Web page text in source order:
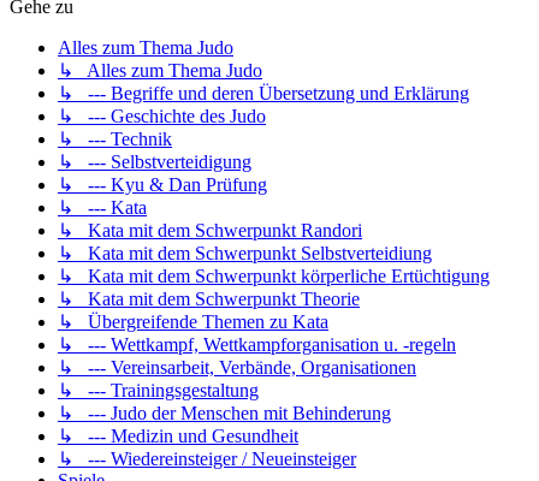
Gehe zu
Alles zum Thema Judo
↳ Alles zum Thema Judo
↳ --- Begriffe und deren Übersetzung und Erklärung
↳ --- Geschichte des Judo
↳ --- Technik
↳ --- Selbstverteidigung
↳ --- Kyu & Dan Prüfung
↳ --- Kata
↳ Kata mit dem Schwerpunkt Randori
↳ Kata mit dem Schwerpunkt Selbstverteidiung
↳ Kata mit dem Schwerpunkt körperliche Ertüchtigung
↳ Kata mit dem Schwerpunkt Theorie
↳ Übergreifende Themen zu Kata
↳ --- Wettkampf, Wettkampforganisation u. -regeln
↳ --- Vereinsarbeit, Verbände, Organisationen
↳ --- Trainingsgestaltung
↳ --- Judo der Menschen mit Behinderung
↳ --- Medizin und Gesundheit
↳ --- Wiedereinsteiger / Neueinsteiger